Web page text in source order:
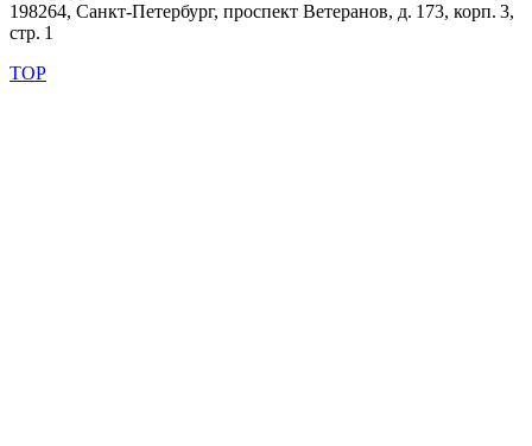
198264, Санкт-Петербург, проспект Ветеранов, д. 173, корп. 3,
стр. 1
TOP